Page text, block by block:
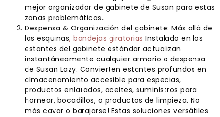
mejor organizador de gabinete de Susan para estas
zonas problemáticas..
Despensa & Organización del gabinete: Más allá de
las esquinas, bandejas giratorias Instalado en los
estantes del gabinete estándar actualizan
instantáneamente cualquier armario o despensa
de Susan Lazy. Convierten estantes profundos en
almacenamiento accesible para especias,
productos enlatados, aceites, suministros para
hornear, bocadillos, o productos de limpieza. No
más cavar o barajarse! Estas soluciones versátiles